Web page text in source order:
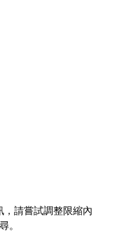
請嘗試調整限縮內
。